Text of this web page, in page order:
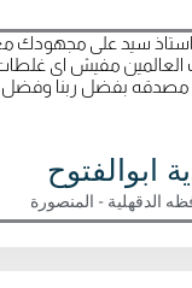
سيد على مجهودك معانا
مفيش اى غلطات ولا
بفضل ربنا وفضل
ابوالفتوح
- المنصورة